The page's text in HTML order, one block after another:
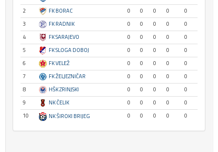
2
FK BORAC 0 0 0 0
0
3
FK RADNIK 0 0 0 0
0
4
FK SARAJEVO 0 0 0 0
0
5
FK SLOGA DOBOJ 0 0 0 0
0
6
FK VELEŽ 0 0 0 0
0
7
FK ŽELJEZNIČAR 0 0 0 0
0
8
HŠK ZRINJSKI 0 0 0 0
0
9
NK ČELIK 0 0 0 0
0
10
NK ŠIROKI BRIJEG 0 0 0 0 0